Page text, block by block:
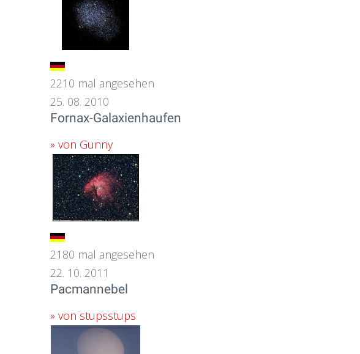
2210 mal angesehen
25. 08. 2010
Fornax-Galaxienhaufen
» von Gunny
2180 mal angesehen
22. 10. 2011
Pacmannebel
» von stupsstups